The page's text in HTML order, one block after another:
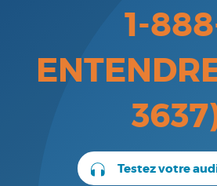
1-
Testez votre